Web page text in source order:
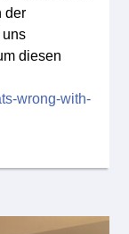
der
uns
diesen
wrong-with-